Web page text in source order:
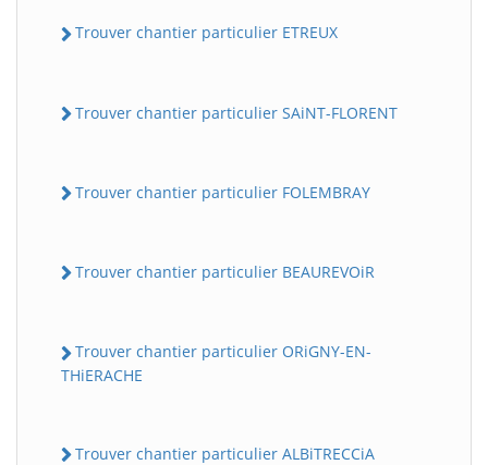
Trouver chantier particulier ETREUX
Trouver chantier particulier SAiNT-FLORENT
Trouver chantier particulier FOLEMBRAY
Trouver chantier particulier BEAUREVOiR
Trouver chantier particulier ORiGNY-EN-
THiERACHE
Trouver chantier particulier ALBiTRECCiA